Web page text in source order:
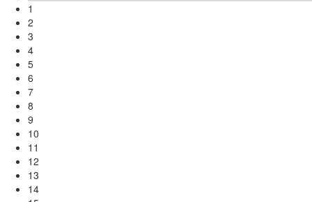
1
2
3
4
5
6
7
8
9
10
11
12
13
14